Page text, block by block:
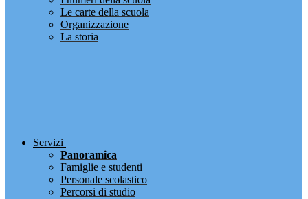
Le carte della scuola
Organizzazione
La storia
Servizi
Panoramica
Famiglie e studenti
Personale scolastico
Percorsi di studio